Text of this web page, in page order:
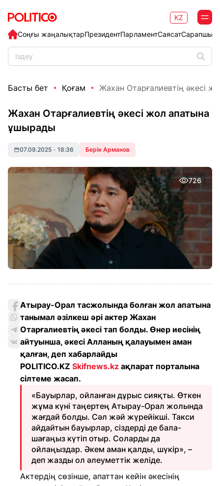
Соңғы жаңалықтарПрезидентПарламентСаясат
KZ
Басты бет Қоғам Жахан Отарғалиевтің әкесі
Жахан Отарғалиевтің әкесі жол апатына
ұшырады
07.09.2025 • 18:36 Берік Арманов
726
Атырау-Орал тасжолында болған жол апатына
танымал әзілкеш әрі актер Жахан
Отарғалиевтің әкесі тап болды. Өнер иесінің
айтуынша, әкесі Алланың қалауымен аман
қалған, деп хабарлайды
POLITICO.KZ Skifnews.kz ақпарат порталына
сілтеме жасап.
«Бауырлар, ойланған дұрыс сияқты. Өткен
жұма күні таңертең Атырау-Орал жолында
жағдай болды. Сәл жәй жүрейікші. Такси
айдайтын бауырлар, сіздерді де бала-
шағаңыз күтіп отыр. Соларды да
ойлаңыздар. Әкем аман қалды, шүкір», –
деп жазды ол әлеуметтік желіде.
Актердің сөзінше, апаттан кейін әкесінің